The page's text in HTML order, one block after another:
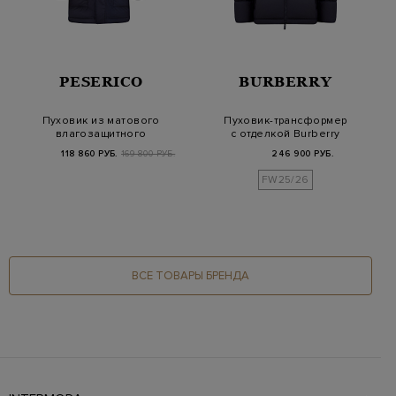
PESERICO
Пуховик из матового
влагозащитного
нейлона с кожаной
д…
118 860 РУБ. 169 800 РУБ.
BURBERRY
Пуховик-трансформер
с отделкой Burberry
Check и съемны…
246 900 РУБ.
FW25/26
ВСЕ ТОВАРЫ БРЕНДА